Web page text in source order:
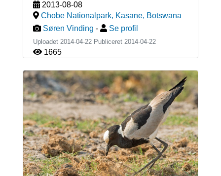
2013-08-08
Chobe Nationalpark, Kasane, Botswana
Søren Vinding - Se profil
Uploadet 2014-04-22 Publiceret 2014-04-22
1665